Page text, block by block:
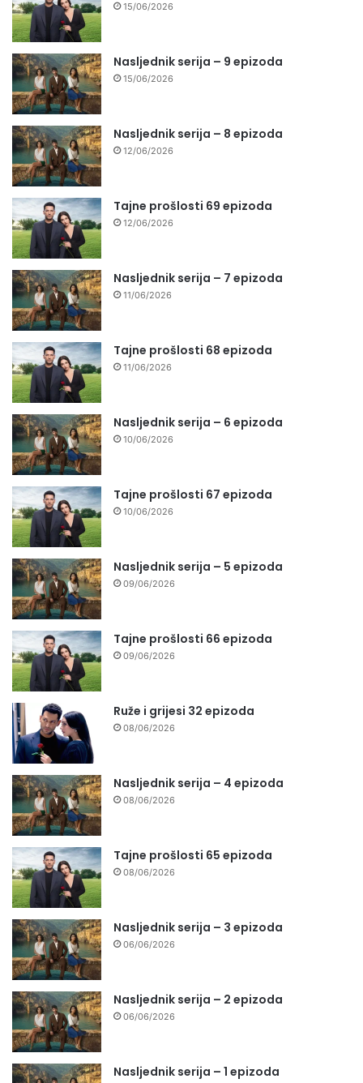
15/06/2026
Nasljednik serija – 9 epizoda
15/06/2026
Nasljednik serija – 8 epizoda
12/06/2026
Tajne prošlosti 69 epizoda
12/06/2026
Nasljednik serija – 7 epizoda
11/06/2026
Tajne prošlosti 68 epizoda
11/06/2026
Nasljednik serija – 6 epizoda
10/06/2026
Tajne prošlosti 67 epizoda
10/06/2026
Nasljednik serija – 5 epizoda
09/06/2026
Tajne prošlosti 66 epizoda
09/06/2026
Ruže i grijesi 32 epizoda
08/06/2026
Nasljednik serija – 4 epizoda
08/06/2026
Tajne prošlosti 65 epizoda
08/06/2026
Nasljednik serija – 3 epizoda
06/06/2026
Nasljednik serija – 2 epizoda
06/06/2026
Nasljednik serija – 1 epizoda